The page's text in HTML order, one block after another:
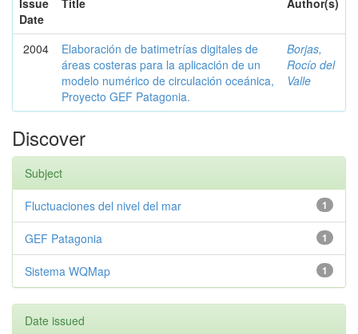
Issue
Date
Title Author(s)
2004
Elaboración de batimetrías digitales de
áreas costeras para la aplicación de un
modelo numérico de circulación oceánica,
Proyecto GEF Patagonia.
Borjas,
Rocío del
Valle
Discover
Subject
1
Fluctuaciones del nivel del mar
1
GEF Patagonia
1
Sistema WQMap
Date issued